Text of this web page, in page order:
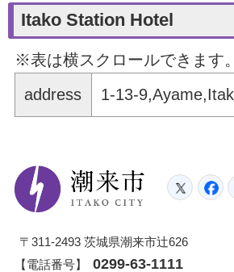
Itako Station Hotel
※表は横スクロールできます。
address
1-13-
潮来市
〒311-2493 茨城県潮来市辻626
【電話番号】
0299-63-1111